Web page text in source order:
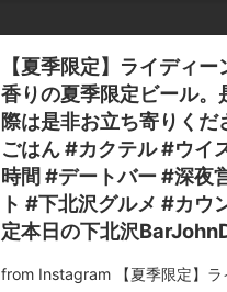
【夏季限定】ライディ
香りの夏季限定ビール
際は是非お立ち寄りく
ごはん #カクテル #ウイ
時間 #デートバー #深夜
ト #下北沢グルメ #カ
定本日の下北沢
from Instagram 【夏季限定】ラ